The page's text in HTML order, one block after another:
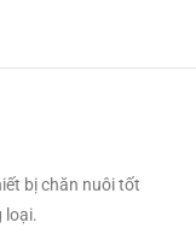
bị chăn nuôi tốt
loại.